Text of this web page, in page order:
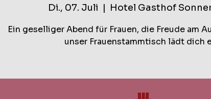
Di., 07. Juli
  |
Hotel Gasthof
Ein geselliger Abend für Frauen, die Freude am
unser Frauenstammtisch lädt dich